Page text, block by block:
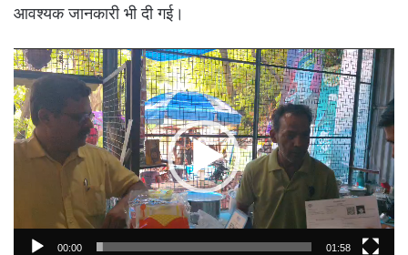
आवश्यक जानकारी भी दी गई।
Video
Player
00:00 01:58